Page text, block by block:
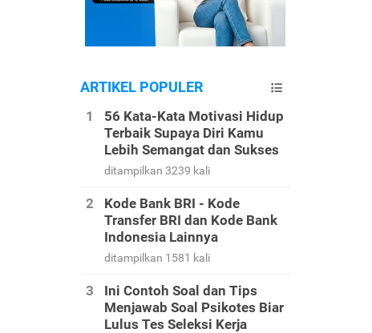
ARTIKEL POPULER
56 Kata-Kata Motivasi Hidup
Terbaik Supaya Diri Kamu
Lebih Semangat dan Sukses
ditampilkan 3239 kali
Kode Bank BRI - Kode
Transfer BRI dan Kode Bank
Indonesia Lainnya
ditampilkan 1581 kali
Ini Contoh Soal dan Tips
Menjawab Soal Psikotes Biar
Lulus Tes Seleksi Kerja